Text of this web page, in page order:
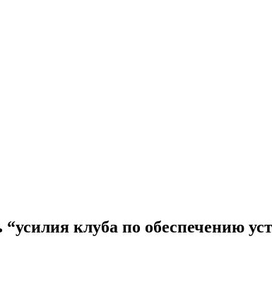
клуба по обеспечению